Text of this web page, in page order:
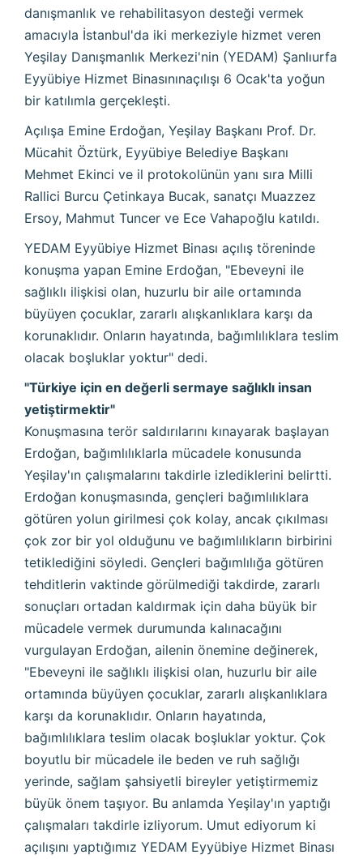
danışmanlık ve rehabilitasyon desteği vermek
amacıyla İstanbul'da iki merkeziyle hizmet veren
Yeşilay Danışmanlık Merkezi'nin (YEDAM) Şanlıurfa
Eyyübiye Hizmet Binasınınaçılışı 6 Ocak'ta yoğun
bir katılımla gerçekleşti.
Açılışa Emine Erdoğan, Yeşilay Başkanı Prof. Dr.
Mücahit Öztürk, Eyyübiye Belediye Başkanı
Mehmet Ekinci ve il protokolünün yanı sıra Milli
Rallici Burcu Çetinkaya Bucak, sanatçı Muazzez
Ersoy, Mahmut Tuncer ve Ece Vahapoğlu katıldı.
YEDAM Eyyübiye Hizmet Binası açılış töreninde
konuşma yapan Emine Erdoğan, "Ebeveyni ile
sağlıklı ilişkisi olan, huzurlu bir aile ortamında
büyüyen çocuklar, zararlı alışkanlıklara karşı da
korunaklıdır. Onların hayatında, bağımlılıklara teslim
olacak boşluklar yoktur" dedi.
"Türkiye için en değerli sermaye sağlıklı insan
yetiştirmektir"
Konuşmasına terör saldırılarını kınayarak başlayan
Erdoğan, bağımlılıklarla mücadele konusunda
Yeşilay'ın çalışmalarını takdirle izlediklerini belirtti.
Erdoğan konuşmasında, gençleri bağımlılıklara
götüren yolun girilmesi çok kolay, ancak çıkılması
çok zor bir yol olduğunu ve bağımlılıkların birbirini
tetiklediğini söyledi. Gençleri bağımlılığa götüren
tehditlerin vaktinde görülmediği takdirde, zararlı
sonuçları ortadan kaldırmak için daha büyük bir
mücadele vermek durumunda kalınacağını
vurgulayan Erdoğan, ailenin önemine değinerek,
"Ebeveyni ile sağlıklı ilişkisi olan, huzurlu bir aile
ortamında büyüyen çocuklar, zararlı alışkanlıklara
karşı da korunaklıdır. Onların hayatında,
bağımlılıklara teslim olacak boşluklar yoktur. Çok
boyutlu bir mücadele ile beden ve ruh sağlığı
yerinde, sağlam şahsiyetli bireyler yetiştirmemiz
büyük önem taşıyor. Bu anlamda Yeşilay'ın yaptığı
çalışmaları takdirle izliyorum. Umut ediyorum ki
açılışını yaptığımız YEDAM Eyyübiye Hizmet Binası